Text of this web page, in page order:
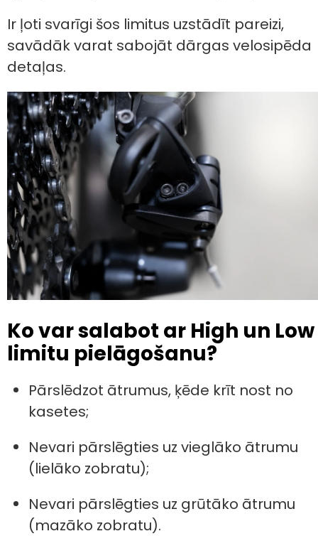
Ir ļoti svarīgi šos limitus uzstādīt pareizi,
savādāk varat sabojāt dārgas velosipēda
detaļas.
Ko var salabot ar High un Low
limitu pielāgošanu?
Pārslēdzot ātrumus, ķēde krīt nost no
kasetes;
Nevari pārslēgties uz vieglāko ātrumu
(lielāko zobratu);
Nevari pārslēgties uz grūtāko ātrumu
(mazāko zobratu).